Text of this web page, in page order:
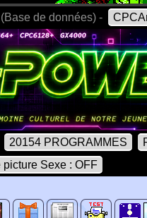
(Base de données) -
20154 PROGRAMMES
picture Sexe : OFF